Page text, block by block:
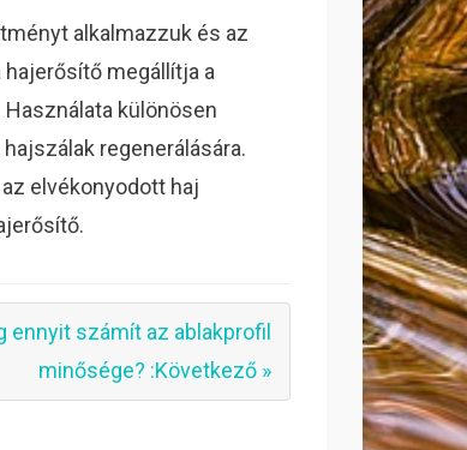
alkalmazzuk és az
megállítja a
különösen
regenerálására.
elvékonyodott haj
ennyit számít az ablakprofil
minősége? :Következő »